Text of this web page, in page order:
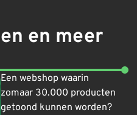
en meer
Een webshop waarin
zomaar 30.000 producten
getoond kunnen worden?